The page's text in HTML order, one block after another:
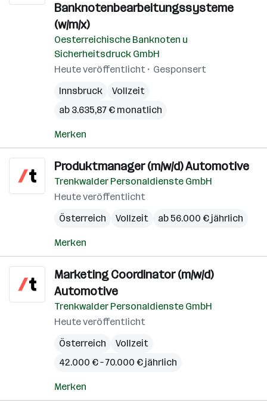
Banknotenbearbeitungssysteme
(w/m/x)
Oesterreichische Banknoten u
Sicherheitsdruck GmbH
Heute veröffentlicht
Gesponsert
Innsbruck
Vollzeit
ab 3.635,87 € monatlich
Merken
Produktmanager (m/w/d) Automotive
Trenkwalder Personaldienste GmbH
Heute veröffentlicht
Österreich
Vollzeit ab 56.000 € jährlich
Merken
Marketing Coordinator (m/w/d)
Automotive
Trenkwalder Personaldienste GmbH
Heute veröffentlicht
Österreich
Vollzeit
42.000 € – 70.000 € jährlich
Merken